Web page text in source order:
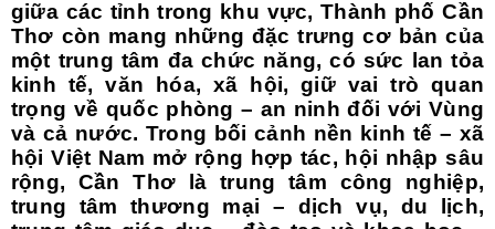
giữa các tỉnh trong khu vực, Thành phố Cần
Thơ còn mang những đặc trưng cơ bản của
một trung tâm đa chức năng, có sức lan tỏa
kinh tế, văn hóa, xã hội, giữ vai trò quan
trọng về quốc phòng – an ninh đối với Vùng
và cả nước. Trong bối cảnh nền kinh tế – xã
hội Việt Nam mở rộng hợp tác, hội nhập sâu
rộng, Cần Thơ là trung tâm công nghiệp,
trung tâm thương mại – dịch vụ, du lịch,